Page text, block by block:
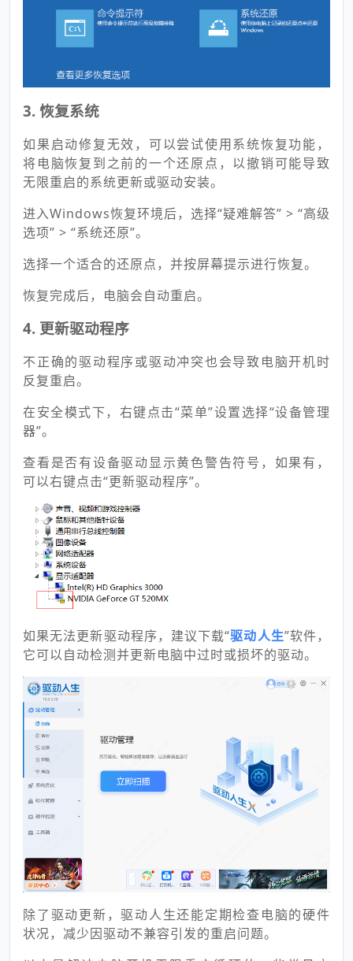
3. 恢复系统
如果启动修复无效，可以尝试使用系统恢复功能，
将电脑恢复到之前的一个还原点，以撤销可能导致
无限重启的系统更新或驱动安装。
进入Windows恢复环境后，选择“疑难解答” > “高级
选项” > “系统还原”。
选择一个适合的还原点，并按屏幕提示进行恢复。
恢复完成后，电脑会自动重启。
4. 更新驱动程序
不正确的驱动程序或驱动冲突也会导致电脑开机时
反复重启。
在安全模式下，右键点击“菜单”设置选择“设备管理
器”。
查看是否有设备驱动显示黄色警告符号，如果有，
可以右键点击“更新驱动程序”。
如果无法更新驱动程序，建议下载“驱动人生”软件，
它可以自动检测并更新电脑中过时或损坏的驱动。
除了驱动更新，驱动人生还能定期检查电脑的硬件
状况，减少因驱动不兼容引发的重启问题。